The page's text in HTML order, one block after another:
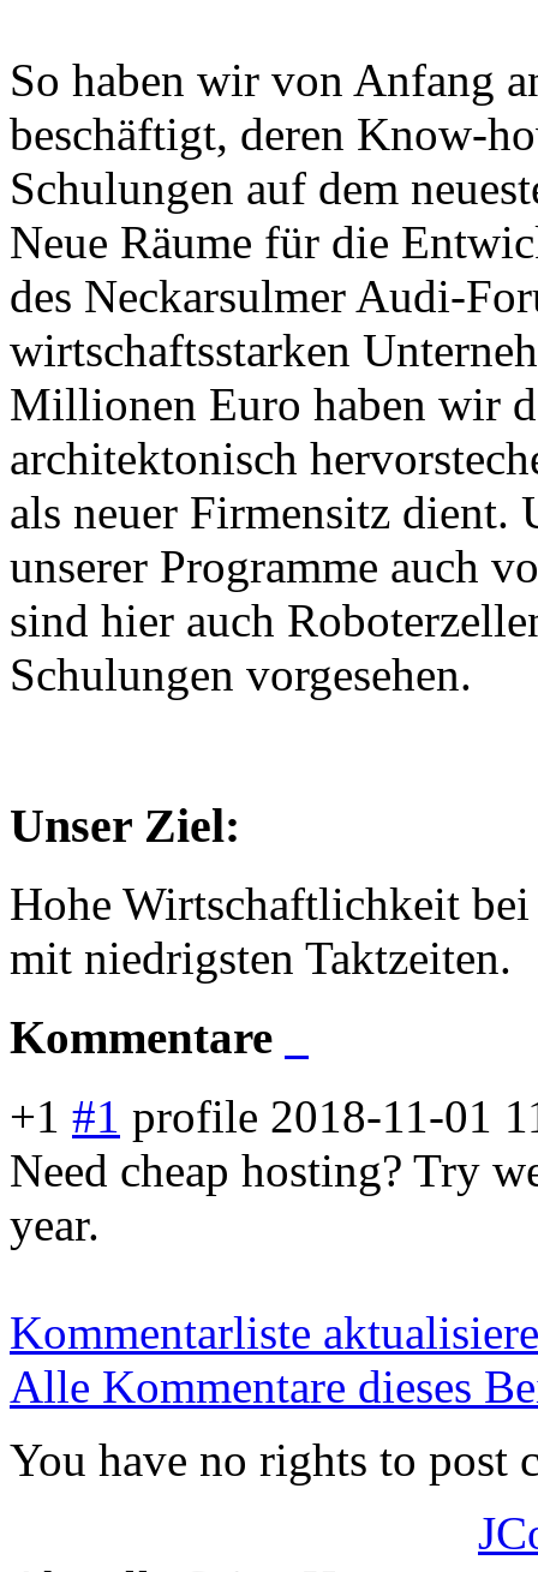
So haben wir von Anfang
beschäftigt, deren Know-
Schulungen auf dem
Neue Räume für die
des Neckarsulmer Audi-
wirtschaftsstarken
Millionen Euro haben wir
architektonisch
als neuer Firmensitz dient.
unserer Programme auch
sind hier auch
Schulungen vorgesehen.
Unser Ziel:
Hohe Wirtschaftlichkeit
mit niedrigsten Taktzeiten.
Kommentare
+1 #1 profile 2018-11-01
Need cheap hosting? Try
year.
Kommentarliste
Alle Kommentare dieses
You have no rights to post